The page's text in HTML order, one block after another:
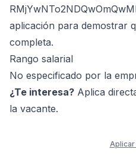
aplicación para demostrar
completa.
Rango salarial
No especificado por la
¿Te interesa? Aplica
la vacante.
Aplicar